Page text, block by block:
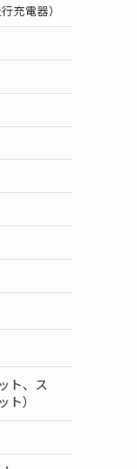
充電器）
ト、ス
）